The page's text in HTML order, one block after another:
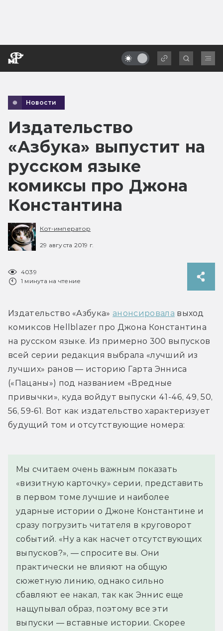
Новости
Издательство
«Азбука» выпустит на
русском языке
комиксы про Джона
Константина
Кот-император
29 августа 2019 г.
4039
1 минута на чтение
Издательство «Азбука» анонсировала выход
комиксов Hellblazer про Джона Константина
на русском языке. Из примерно 300 выпусков
всей серии редакция выбрала «лучший из
лучших» ранов — историю Гарта Энниса
(«Пацаны») под названием «Вредные
привычки», куда войдут выпуски 41-46, 49, 50,
56, 59-61. Вот как издательство характеризует
будущий том и отсутствующие номера:
Мы считаем очень важным показать
«визитную карточку» серии, представить
в первом томе лучшие и наиболее
ударные истории о Джоне Константине и
сразу погрузить читателя в круговорот
событий. «Ну а как насчет отсутствующих
выпусков?», — спросите вы. Они
практически не влияют на общую
сюжетную линию, однако сильно
сбавляют ее накал, так как Эннис еще
нащупывал образ, поэтому все эти
выпуски — вставные истории. Скорее